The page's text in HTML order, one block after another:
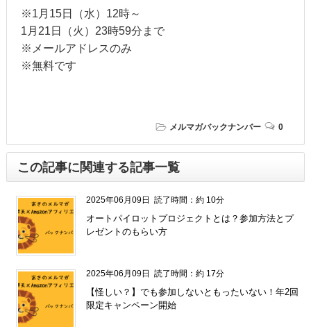
※1月15日（水）12時～
1月21日（火）23時59分まで
※メールアドレスのみ
※無料です
メルマガバックナンバー 0
この記事に関連する記事一覧
2025年06月09日 読了時間：約 10分
オートパイロットプロジェクトとは？参加方法とプ
レゼントのもらい方
2025年06月09日 読了時間：約 17分
【怪しい？】でも参加しないともったいない！年2回
限定キャンペーン開始